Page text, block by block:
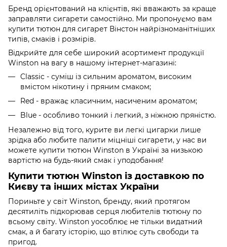
Бренд орієнтований на клієнтів, які вважають за краще
заправляти сигарети самостійно. Ми пропонуємо вам
купити тютюн для сигарет Вінстон найрізноманітніших
типів, смаків і розмірів.
Відкрийте для себе широкий асортимент продукції
Winston на вагу в нашому інтернет-магазині:
Classic - суміш із сильним ароматом, високим
вмістом нікотину і пряним смаком;
Red - вражає класичним, насиченим ароматом;
Blue - особливо тонкий і легкий, з ніжною пряністю.
Незалежно від того, курите ви легкі цигарки лише
зрідка або любите палити міцніші сигарети, у нас ви
можете купити тютюн Winston в Україні за низькою
вартістю на будь-який смак і уподобання!
Купити тютюн Winston із доставкою по
Києву та інших містах України
Пориньте у світ Winston, бренду, який протягом
десятиліть підкорював серця любителів тютюну по
всьому світу. Winston уособлює не тільки видатний
смак, а й багату історію, що втілює суть свободи та
пригод.